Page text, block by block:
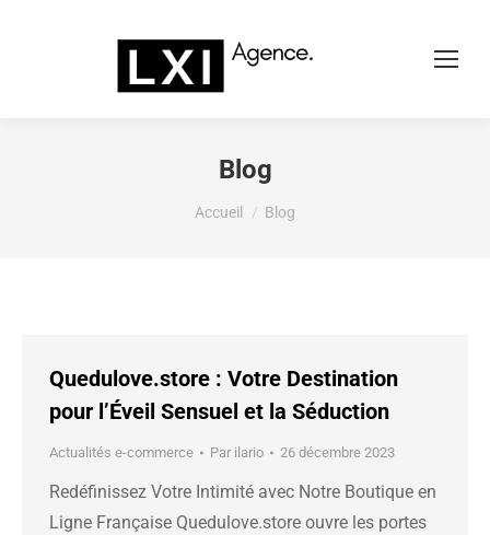
Blog
Vous êtes ici :
Accueil Blog
Quedulove.store : Votre Destination
pour l’Éveil Sensuel et la Séduction
Actualités e-commerce Par ilario 26 décembre 2023
Redéfinissez Votre Intimité avec Notre Boutique en
Ligne Française Quedulove.store ouvre les portes